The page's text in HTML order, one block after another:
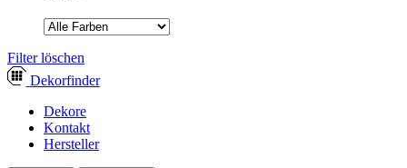
­Filter löschen
Dekorfinder
Dekore
Kontakt
Hersteller